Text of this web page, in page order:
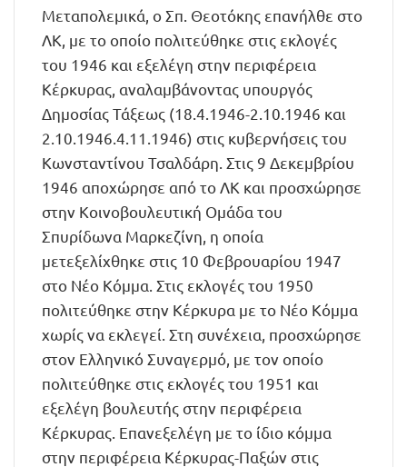
Μεταπολεμικά, ο Σπ. Θεοτόκης επανήλθε στο
ΛΚ, με το οποίο πολιτεύθηκε στις εκλογές
του 1946 και εξελέγη στην περιφέρεια
Κέρκυρας, αναλαμβάνοντας υπουργός
Δημοσίας Τάξεως (18.4.1946-2.10.1946 και
2.10.1946.4.11.1946) στις κυβερνήσεις του
Κωνσταντίνου Τσαλδάρη. Στις 9 Δεκεμβρίου
1946 αποχώρησε από το ΛΚ και προσχώρησε
στην Κοινοβουλευτική Ομάδα του
Σπυρίδωνα Μαρκεζίνη, η οποία
μετεξελίχθηκε στις 10 Φεβρουαρίου 1947
στο Νέο Κόμμα. Στις εκλογές του 1950
πολιτεύθηκε στην Κέρκυρα με το Νέο Κόμμα
χωρίς να εκλεγεί. Στη συνέχεια, προσχώρησε
στον Ελληνικό Συναγερμό, με τον οποίο
πολιτεύθηκε στις εκλογές του 1951 και
εξελέγη βουλευτής στην περιφέρεια
Κέρκυρας. Επανεξελέγη με το ίδιο κόμμα
στην περιφέρεια Κέρκυρας-Παξών στις